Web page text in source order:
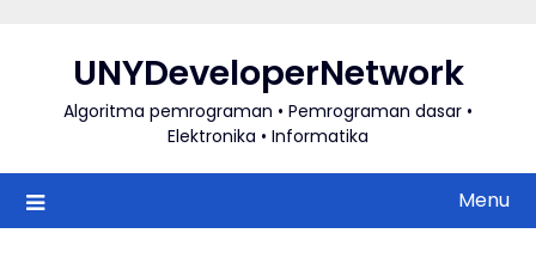
UNYDeveloperNetwork
Algoritma pemrograman • Pemrograman dasar •
Elektronika • Informatika
Menu